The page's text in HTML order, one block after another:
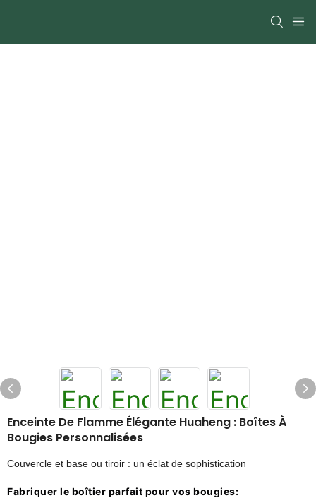
Enceinte De Flamme Élégante Huaheng : Boîtes À
Bougies Personnalisées
Couvercle et base ou tiroir : un éclat de sophistication
Fabriquer le boîtier parfait pour vos bougies: